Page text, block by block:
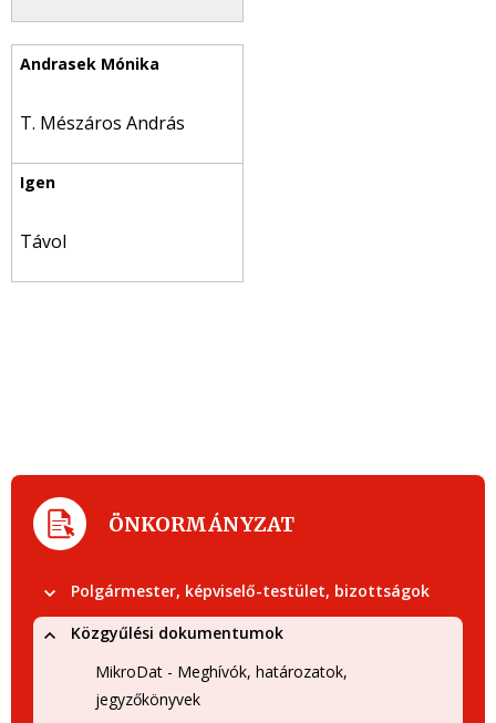
T. Mészáros András
Távol
ÖNKORMÁNYZAT
Polgármester, képviselő-testület, bizottságok
Közgyűlési dokumentumok
MikroDat - Meghívók, határozatok,
jegyzőkönyvek